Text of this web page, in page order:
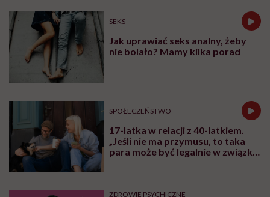
5 rzeczy, które mężczyźni
uwielbiają w łóżku
SEKS
Seks analny – co to jest i jakie są
najlepsze pozycje analne?